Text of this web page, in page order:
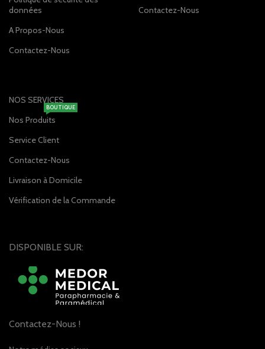
données
A Propos-Nous
Contactez-Nous
Contactez-Nous
NOS SERVICES
Nos Produits
BOUTIQUE
Service Client
Contactez-Nous
Livraison à Domicile
Vérification de la Commande
DISPONIBLE SUR:
Contactez-Nous !